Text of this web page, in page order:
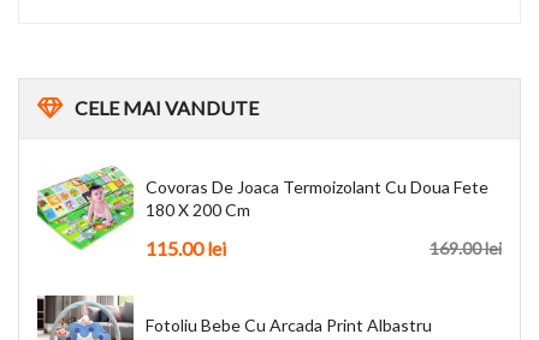
CELEMAI VANDUTE
Covoras De Joaca Termoizolant Cu Doua Fete
180 X 200 Cm
169.00lei
115.00lei
Fotoliu Bebe Cu Arcada Print Albastru